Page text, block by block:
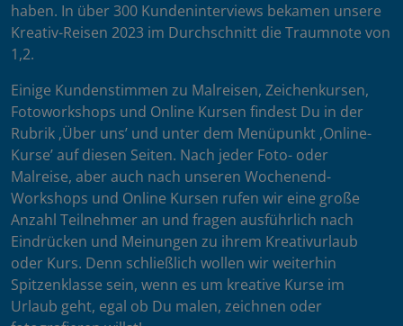
haben. In über 300 Kundeninterviews bekamen unsere
Kreativ-Reisen 2023 im Durchschnitt die Traumnote von
1,2.
Einige Kundenstimmen zu Malreisen, Zeichenkursen,
Fotoworkshops und Online Kursen findest Du in der
Rubrik ‚Über uns’ und unter dem Menüpunkt ‚Online-
Kurse’ auf diesen Seiten. Nach jeder Foto- oder
Malreise, aber auch nach unseren Wochenend-
Workshops und Online Kursen rufen wir eine große
Anzahl Teilnehmer an und fragen ausführlich nach
Eindrücken und Meinungen zu ihrem Kreativurlaub
oder Kurs. Denn schließlich wollen wir weiterhin
Spitzenklasse sein, wenn es um kreative Kurse im
Urlaub geht, egal ob Du malen, zeichnen oder